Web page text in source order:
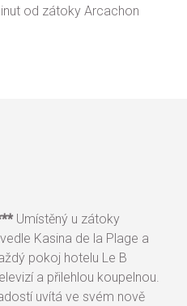
od zátoky Arcachon
Umístěný u zátoky
Kasina de la Plage a
pokoj hotelu Le B
a přilehlou koupelnou.
uvítá ve svém nově